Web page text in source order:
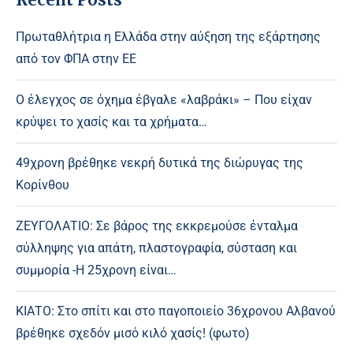
Πρωταθλήτρια η Ελλάδα στην αύξηση της εξάρτησης
από τον ΦΠΑ στην ΕΕ
Ο έλεγχος σε όχημα έβγαλε «λαβράκι» – Που είχαν
κρύψει το χασίς και τα χρήματα…
49χρονη βρέθηκε νεκρή δυτικά της διώρυγας της
Κορίνθου
ΖΕΥΓΟΛΑΤΙΟ: Σε βάρος της εκκρεμούσε ένταλμα
σύλληψης για απάτη, πλαστογραφία, σύσταση και
συμμορία -Η 25χρονη είναι…
ΚΙΑΤΟ: Στο σπίτι και στο παγοποιείο 36χρονου Αλβανού
βρέθηκε σχεδόν μισό κιλό χασίς! (φωτο)